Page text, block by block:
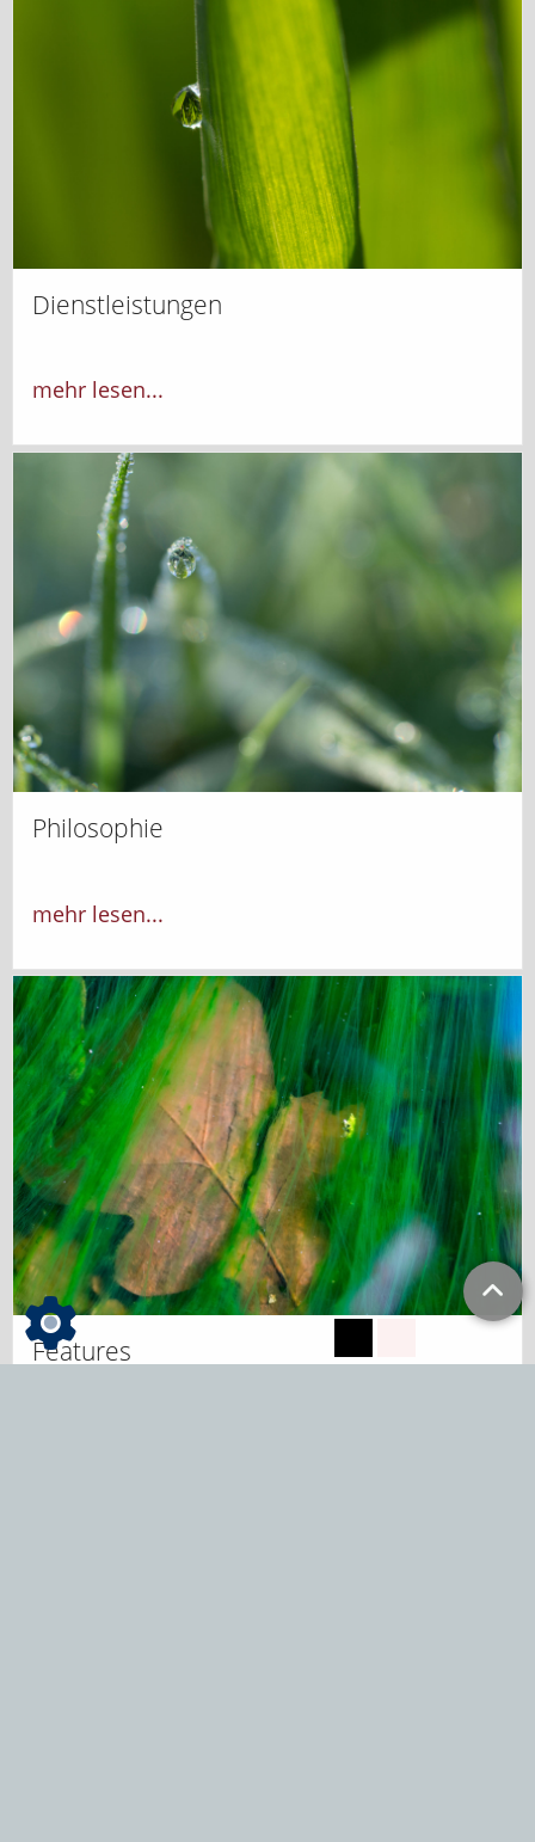
Dienstleistungen
mehr lesen...
Philosophie
mehr lesen...
Features